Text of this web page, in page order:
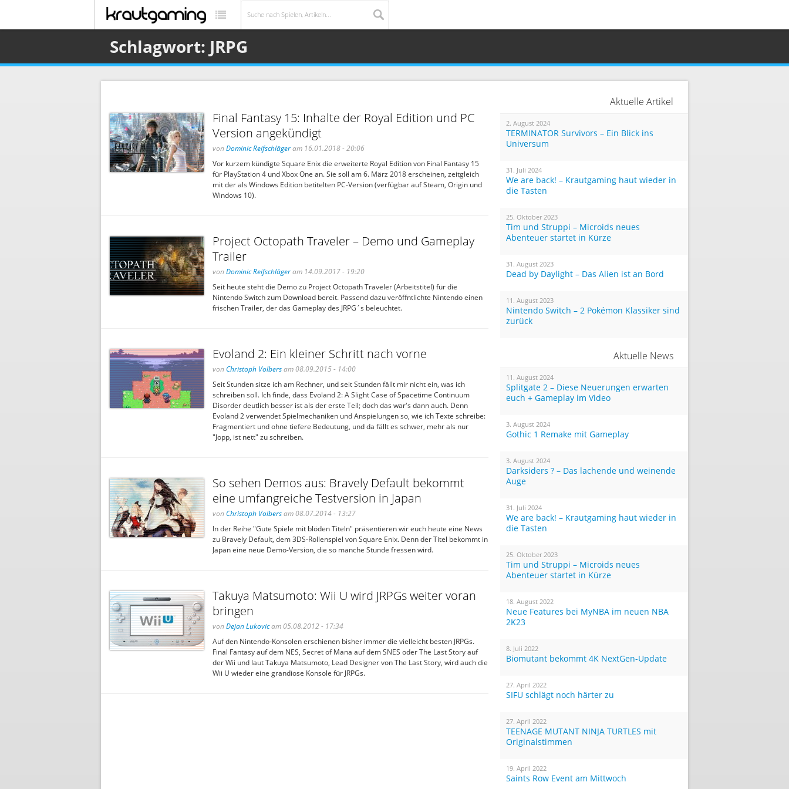
Schlagwort: JRPG
Final Fantasy 15: Inhalte der Royal Edition und PC
Version angekündigt
von Dominic Reifschlägeram 16.01.2018 - 20:06
Vor kurzem kündigte Square Enix die erweiterte Royal Edition von Final Fantasy 15
für PlayStation 4 und Xbox One an. Sie soll am 6. März 2018 erscheinen, zeitgleich
mit der als Windows Edition betitelten PC-Version (verfügbar auf Steam, Origin und
Windows 10).
Project Octopath Traveler – Demo und Gameplay
Trailer
von Dominic Reifschlägeram 14.09.2017 - 19:20
Seit heute steht die Demo zu Project Octopath Traveler (Arbeitstitel) für die
Nintendo Switch zum Download bereit. Passend dazu veröffntlichte Nintendo einen
frischen Trailer, der das Gameplay des JRPG´s beleuchtet.
Evoland 2: Ein kleiner Schritt nach vorne
von Christoph Volbersam 08.09.2015 - 14:00
Seit Stunden sitze ich am Rechner, und seit Stunden fällt mir nicht ein, was ich
schreiben soll. Ich finde, dass Evoland 2: A Slight Case of Spacetime Continuum
Disorder deutlich besser ist als der erste Teil; doch das war's dann auch. Denn
Evoland 2 verwendet Spielmechaniken und Anspielungen so, wie ich Texte schreibe:
Fragmentiert und ohne tiefere Bedeutung, und da fällt es schwer, mehr als nur
"Jopp, ist nett" zu schreiben.
So sehen Demos aus: Bravely Default bekommt
eine umfangreiche Testversion in Japan
von Christoph Volbersam 08.07.2014 - 13:27
In der Reihe "Gute Spiele mit blöden Titeln" präsentieren wir euch heute eine News
zu Bravely Default, dem 3DS-Rollenspiel von Square Enix. Denn der Titel bekommt in
Japan eine neue Demo-Version, die so manche Stunde fressen wird.
Takuya Matsumoto: Wii U wird JRPGs weiter voran
bringen
von Dejan Lukovicam 05.08.2012 - 17:34
Auf den Nintendo-Konsolen erschienen bisher immer die vielleicht besten JRPGs.
Final Fantasy auf dem NES, Secret of Mana auf dem SNES oder The Last Story auf
der Wii und laut Takuya Matsumoto, Lead Designer von The Last Story, wird auch die
Wii U wieder eine grandiose Konsole für JRPGs.
Aktuelle Artikel
2. August 2024
TERMINATOR Survivors – Ein Blick ins
Universum
31. Juli 2024
We are back! – Krautgaming haut wieder in
die Tasten
25. Oktober 2023
Tim und Struppi – Microids neues
Abenteuer startet in Kürze
31. August 2023
Dead by Daylight – Das Alien ist an Bord
11. August 2023
Nintendo Switch – 2 Pokémon Klassiker sind
zurück
Aktuelle News
11. August 2024
Splitgate 2 – Diese Neuerungen erwarten
euch + Gameplay im Video
3. August 2024
Gothic 1 Remake mit Gameplay
3. August 2024
Darksiders ? – Das lachende und weinende
Auge
31. Juli 2024
We are back! – Krautgaming haut wieder in
die Tasten
25. Oktober 2023
Tim und Struppi – Microids neues
Abenteuer startet in Kürze
18. August 2022
Neue Features bei MyNBA im neuen NBA
2K23
8. Juli 2022
Biomutant bekommt 4K NextGen-Update
27. April 2022
SIFU schlägt noch härter zu
27. April 2022
TEENAGE MUTANT NINJA TURTLES mit
Originalstimmen
19. April 2022
Saints Row Event am Mittwoch